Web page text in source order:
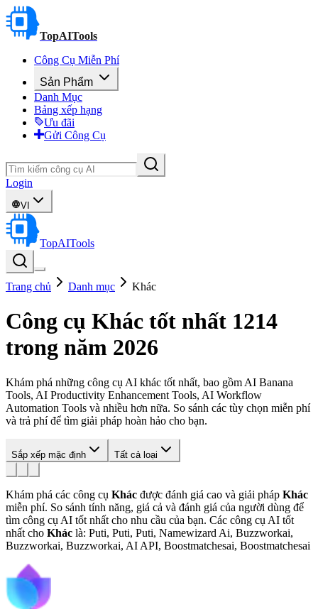
TopAITools
Công Cụ Miễn Phí
Sản Phẩm
Danh Mục
Bảng xếp hạng
Ưu đãi
Gửi Công Cụ
Login
VI
TopAITools
Trang chủ Danh mục Khác
Công cụ Khác tốt nhất 1214
trong năm 2026
Khám phá những công cụ AI khác tốt nhất, bao gồm AI Banana
Tools, AI Productivity Enhancement Tools, AI Workflow
Automation Tools và nhiều hơn nữa. So sánh các tùy chọn miễn phí
và trả phí để tìm giải pháp hoàn hảo cho bạn.
Sắp xếp mặc định Tất cả loại
Khám phá các công cụ Khác được đánh giá cao và giải pháp Khác
miễn phí. So sánh tính năng, giá cả và đánh giá của người dùng để
tìm công cụ AI tốt nhất cho nhu cầu của bạn. Các công cụ AI tốt
nhất cho Khác là: Puti, Puti, Puti, Namewizard Ai, Buzzworkai,
Buzzworkai, Buzzworkai, AI API, Boostmatchesai, Boostmatchesai